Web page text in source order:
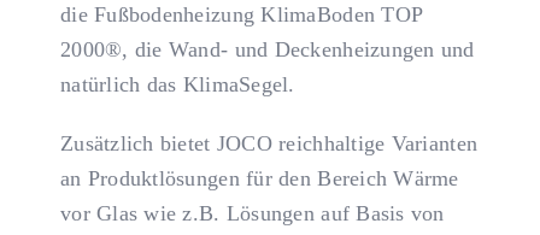
die Fußbodenheizung KlimaBoden TOP
2000®, die Wand- und Deckenheizungen und
natürlich das KlimaSegel.
Zusätzlich bietet JOCO reichhaltige Varianten
an Produktlösungen für den Bereich Wärme
vor Glas wie z.B. Lösungen auf Basis von